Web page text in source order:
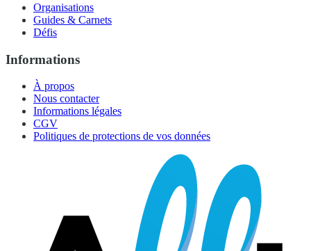
Organisations
Guides & Carnets
Défis
Informations
À propos
Nous contacter
Informations légales
CGV
Politiques de protections de vos données